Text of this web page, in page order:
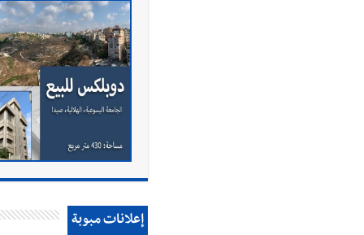
إعلانات مبوبة